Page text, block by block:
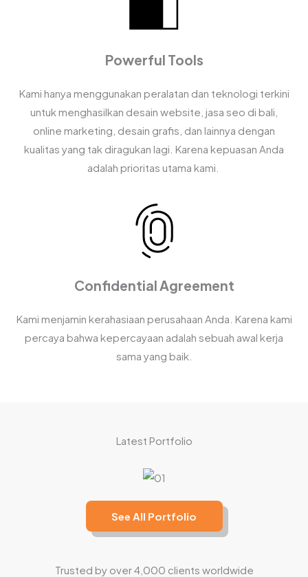
Powerful Tools
Kami hanya menggunakan peralatan dan teknologi terkini
untuk menghasilkan desain website, jasa seo di bali,
online marketing, desain grafis, dan lainnya dengan
kualitas yang tak diragukan lagi. Karena kepuasan Anda
adalah prioritas utama kami.
Confidential Agreement
Kami menjamin kerahasiaan perusahaan Anda. Karena kami
percaya bahwa kepercayaan adalah sebuah awal kerja
sama yang baik.
Latest Portfolio
See All Portfolio
Trusted by over 4,000 clients worldwide